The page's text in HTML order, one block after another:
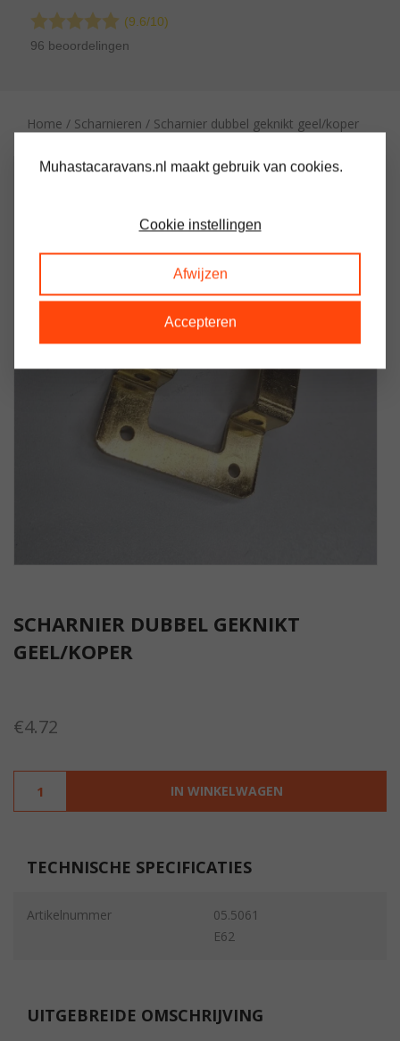
(9.6/10)
96 beoordelingen
Home / Scharnieren / Scharnier dubbel geknikt geel/koper
SCHARNIER DUBBEL GEKNIKT
GEEL/KOPER
€4.72
IN WINKELWAGEN
TECHNISCHE SPECIFICATIES
Artikelnummer
05.5061
E62
UITGEBREIDE OMSCHRIJVING
Muhastacaravans.nl maakt gebruik van cookies.
Cookie instellingen
Afwijzen
Accepteren